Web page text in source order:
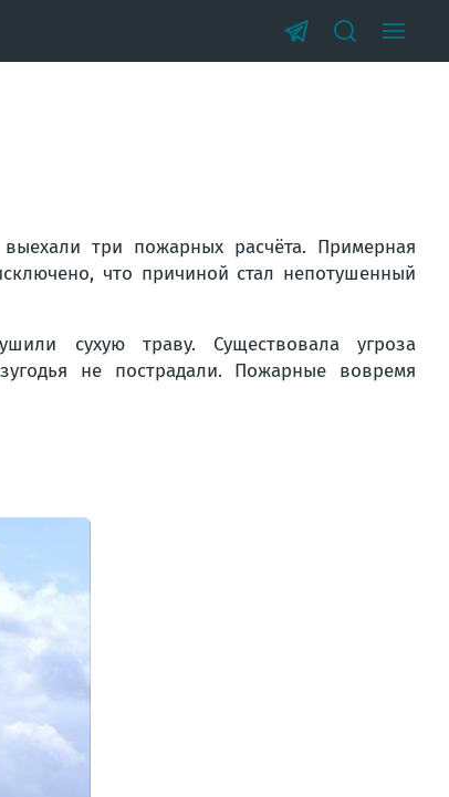
три пожарных расчёта. Примерная
что причиной стал непотушенный
сухую траву. Существовала угроза
не пострадали. Пожарные вовремя